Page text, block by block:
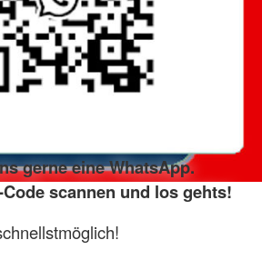
gerne eine WhatsApp.
scannen und los gehts!